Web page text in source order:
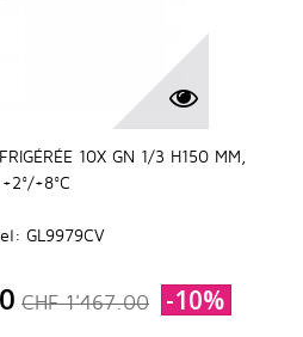
10X GN 1/3 H150 MM,
+2°/+8°C
GL9979CV
CHF 1'467.00 -10%